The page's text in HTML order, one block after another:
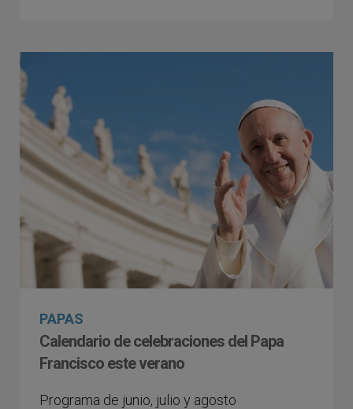
PAPAS
Calendario de celebraciones del Papa
Francisco este verano
Programa de junio, julio y agosto